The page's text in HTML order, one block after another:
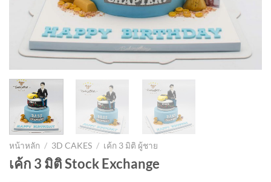
หน้าหลัก / 3D CAKES / เค้ก 3 มิติ ผู้ชาย
เค้ก 3 มิติ Stock Exchange